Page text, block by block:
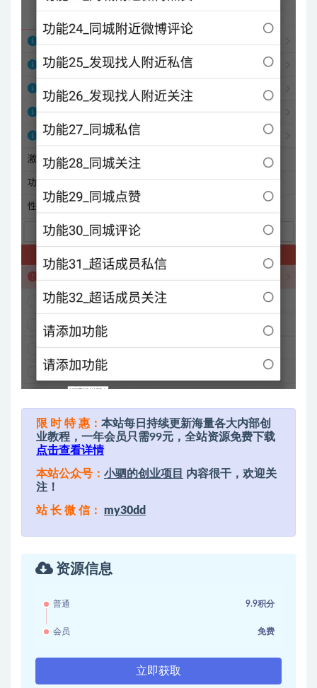
限 时 特 惠： 本站每日持续更新海量各大内部创
业教程，一年会员只需99元，全站资源免费下载
点击查看详情
本站公众号： 小驷的创业项目 内容很干，欢迎关
注！
站 长 微 信： my30dd
资源信息
普通 9.9积分
会员 免费
立即获取